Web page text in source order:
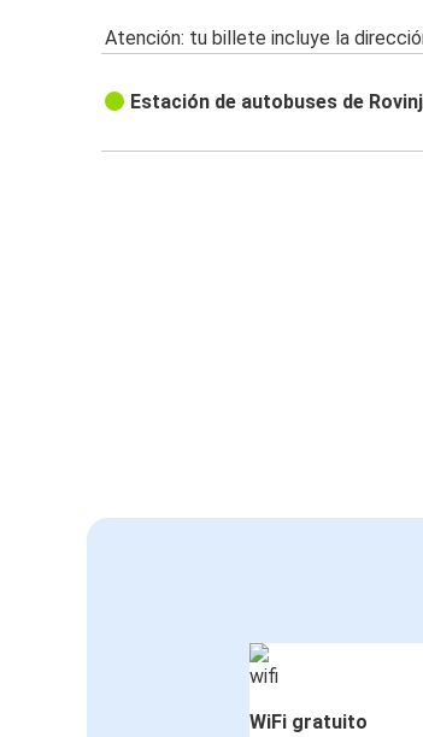
Atención: tu billete incluye la
Estación de autobuses de Rovinj
WiFi gratuito